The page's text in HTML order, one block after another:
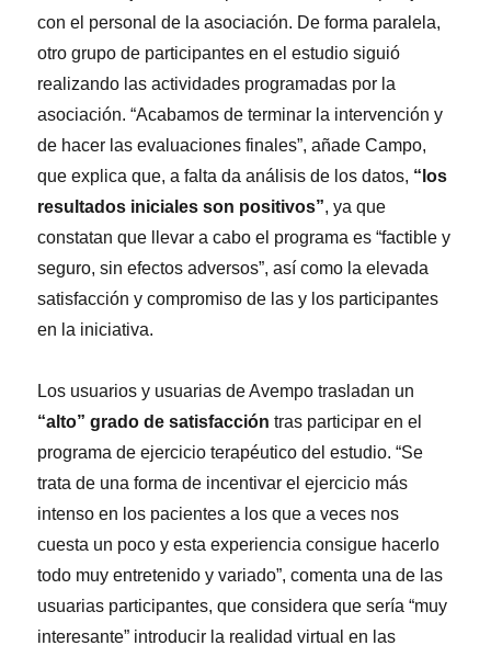
con el personal de la asociación. De forma paralela,
otro grupo de participantes en el estudio siguió
realizando las actividades programadas por la
asociación. “Acabamos de terminar la intervención y
de hacer las evaluaciones finales”, añade Campo,
que explica que, a falta da análisis de los datos, “los
resultados iniciales son positivos”, ya que
constatan que llevar a cabo el programa es “factible y
seguro, sin efectos adversos”, así como la elevada
satisfacción y compromiso de las y los participantes
en la iniciativa.
Los usuarios y usuarias de Avempo trasladan un
“alto” grado de satisfacción tras participar en el
programa de ejercicio terapéutico del estudio. “Se
trata de una forma de incentivar el ejercicio más
intenso en los pacientes a los que a veces nos
cuesta un poco y esta experiencia consigue hacerlo
todo muy entretenido y variado”, comenta una de las
usuarias participantes, que considera que sería “muy
interesante” introducir la realidad virtual en las